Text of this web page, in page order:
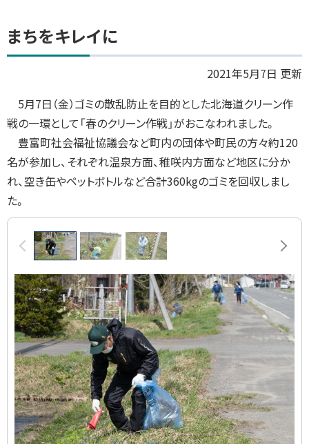
ト
ッ
る
まちをキレイに
2021年5月7日 更新
5月7日（金）ゴミの散乱防止を目的とした北海道クリーン作
戦の一環として「春のクリーン作戦」がおこなわれました。
豊富町社会福祉協議会など町内の団体や町民の方々約120
名が参加し、それぞれ温泉方面、稚咲内方面など地区に分か
れ、空き缶やペットボトルなど合計360kgのゴミを回収しまし
た。
画
ラ
イ
ド
集
前へ 次へ